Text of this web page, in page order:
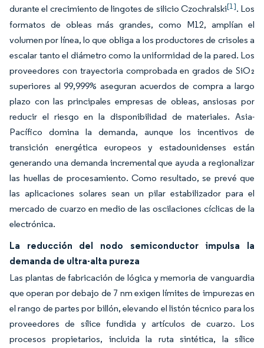
durante el crecimiento de lingotes de silicio Czochralski[1]. Los
formatos de obleas más grandes, como M12, amplían el
volumen por línea, lo que obliga a los productores de crisoles a
escalar tanto el diámetro como la uniformidad de la pared. Los
proveedores con trayectoria comprobada en grados de SiO₂
superiores al 99,999% aseguran acuerdos de compra a largo
plazo con las principales empresas de obleas, ansiosas por
reducir el riesgo en la disponibilidad de materiales. Asia-
Pacífico domina la demanda, aunque los incentivos de
transición energética europeos y estadounidenses están
generando una demanda incremental que ayuda a regionalizar
las huellas de procesamiento. Como resultado, se prevé que
las aplicaciones solares sean un pilar estabilizador para el
mercado de cuarzo en medio de las oscilaciones cíclicas de la
electrónica.
La reducción del nodo semiconductor impulsa la
demanda de ultra-alta pureza
Las plantas de fabricación de lógica y memoria de vanguardia
que operan por debajo de 7 nm exigen límites de impurezas en
el rango de partes por billón, elevando el listón técnico para los
proveedores de sílice fundida y artículos de cuarzo. Los
procesos propietarios, incluida la ruta sintética, la sílice